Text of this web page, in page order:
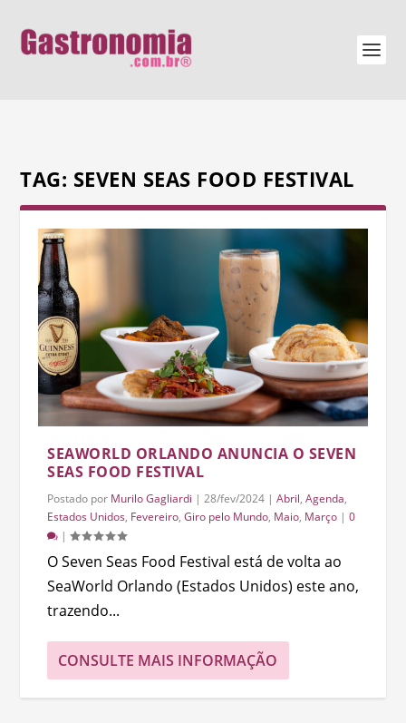
TAG: SEVEN SEAS FOOD FESTIVAL
SEAWORLD ORLANDO ANUNCIA O SEVEN
SEAS FOOD FESTIVAL
Postado por Murilo Gagliardi |28/fev/2024 |Abril,Agenda,
Estados Unidos, Fevereiro,Giro pelo Mundo, Maio, Março |0
|
O Seven Seas Food Festival está de volta ao
SeaWorld Orlando (Estados Unidos) este ano,
trazendo...
CONSULTE MAIS INFORMAÇÃO